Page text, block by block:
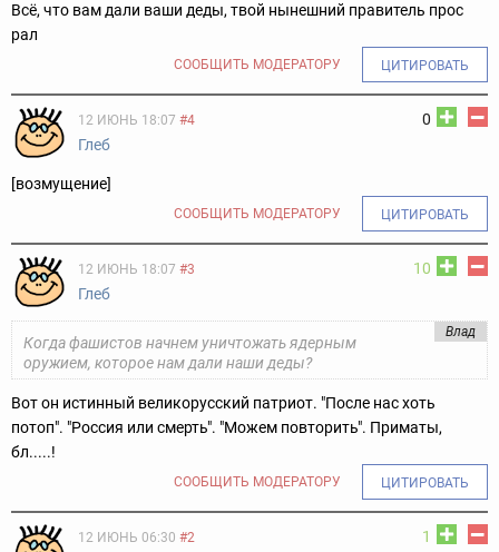
Всё, что вам дали ваши деды, твой нынешний правитель прос
рал
СООБЩИТЬ МОДЕРАТОРУ ЦИТИРОВАТЬ
0
12 ИЮНЬ 18:07 #4
Глеб
[возмущение]
СООБЩИТЬ МОДЕРАТОРУ ЦИТИРОВАТЬ
10
12 ИЮНЬ 18:07 #3
Глеб
Влад
Когда фашистов начнем уничтожать ядерным
оружием, которое нам дали наши деды?
Вот он истинный великорусский патриот. "После нас хоть
потоп". "Россия или смерть". "Можем повторить". Приматы,
бл.....!
СООБЩИТЬ МОДЕРАТОРУ ЦИТИРОВАТЬ
1
12 ИЮНЬ 06:30 #2